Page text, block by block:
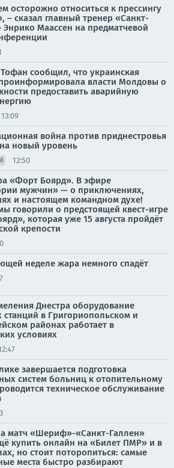
осторожно относиться к прессингу
сказал главный тренер «Санкт-
Энрико Маассен на предматчевой
сообщил, что украинская
власти Молдовы о
предоставить аварийную
13:09
война против приднестровья
новый уровень
12:50
«Форт Боярд». В эфире
мужчин» — о приключениях,
и настоящем командном духе!
говорили о предстоящей квест-игре
которая уже 15 августа пройдёт
крепости
неделе жара немного спадёт
Днестра оборудование
станций в Григориопольском и
районах работает в
условиях
завершается подготовка
систем больниц к отопительному
техническое обслуживание
матч «Шериф»-«Санкт-Галлен»
купить онлайн на «Билет ПМР» и в
но стоит поторопиться: самые
места быстро разбирают